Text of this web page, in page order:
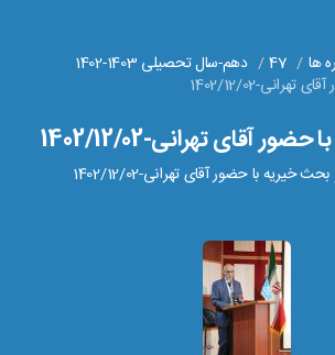
ها 47
دهم-سال تحصیلی 1403-1402
1402/12/02
آقای تهرانی-1402/12/02
خیریه با حضور آقای تهرانی-1402/12/02